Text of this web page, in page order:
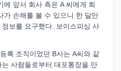
에 앞서 회사 측은 A 씨에게 회
가 손해를 볼 수 있으니 한 달만
보를 요구했다. 보이스피싱 사
록 조직이었던 B사는 A씨와 같
사람들로부터 대포통장을 만